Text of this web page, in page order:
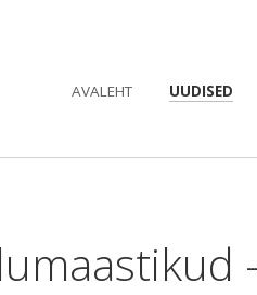
AVALEHT UUDISED